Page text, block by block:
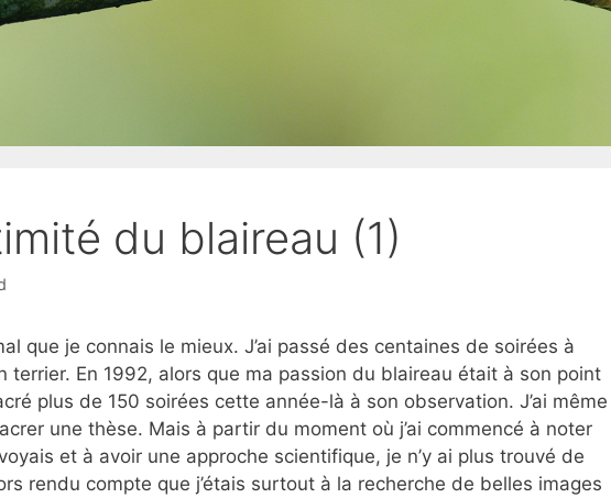
du blaireau (1)
que je connais le mieux. J’ai passé des centaines de soirées à
terrier. En 1992, alors que ma passion du blaireau était à son point
plus de 150 soirées cette année-là à son observation. J’ai même
une thèse. Mais à partir du moment où j’ai commencé à noter
et à avoir une approche scientifique, je n’y ai plus trouvé de
rendu compte que j’étais surtout à la recherche de belles images